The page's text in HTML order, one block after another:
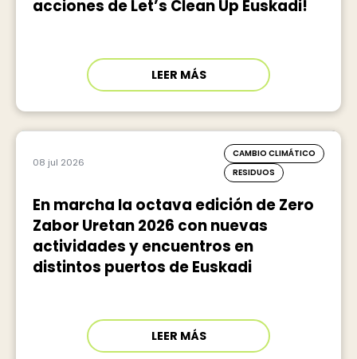
acciones de Let’s Clean Up Euskadi!
LEER MÁS
08 jul 2026
CAMBIO CLIMÁTICO
RESIDUOS
En marcha la octava edición de Zero
Zabor Uretan 2026 con nuevas
actividades y encuentros en
distintos puertos de Euskadi
LEER MÁS